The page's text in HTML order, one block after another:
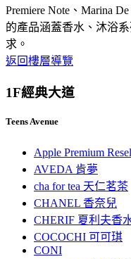
Premiere Note、Marina
的產品涵蓋香水、沐浴
求。
返回樓層導覽
1F經典大道
Teens Avenue
Apple Premium
AVEDA 肯夢
cha for tea 天仁茗茶
CHANEL 香奈兒
CHERIF 夏利夫香
COCOCHI 可可琪
CONI